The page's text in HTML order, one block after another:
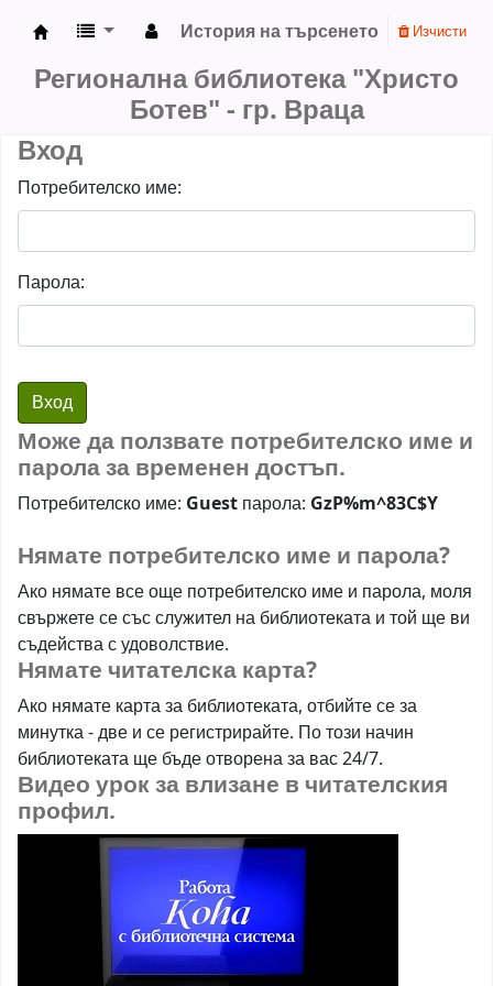
История на търсенето Изчисти
Регионална библиотека "Христо
Ботев" - гр. Враца
Вход
Потребителско име:
Парола:
Може да ползвате потребителско име и
парола за временен достъп.
Потребителско име: Guest парола: GzP%m^83C$Y
Нямате потребителско име и парола?
Ако нямате все още потребителско име и парола, моля
свържете се със служител на библиотеката и той ще ви
съдейства с удоволствие.
Нямате читателска карта?
Ако нямате карта за библиотеката, отбийте се за
минутка - две и се регистрирайте. По този начин
библиотеката ще бъде отворена за вас 24/7.
Видео урок за влизане в читателския
профил.